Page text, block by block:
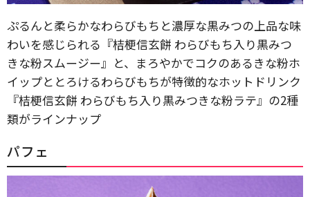
ぷるんと柔らかなわらびもちと濃厚な黒みつの上品な味
わいを感じられる『桔梗信玄餅 わらびもち入り黒みつ
きな粉スムージー』と、まろやかでコクのあるきな粉ホ
イップととろけるわらびもちが特徴的なホットドリンク
『桔梗信玄餅 わらびもち入り黒みつきな粉ラテ』の2種
類がラインナップ
パフェ